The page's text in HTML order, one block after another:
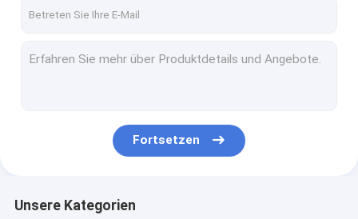
Fortsetzen
Unsere Kategorien